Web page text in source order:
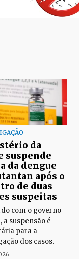
da
suspende
da dengue
após o
de duas
suspeitas
com o governo
a suspensão é
para a
dos casos.